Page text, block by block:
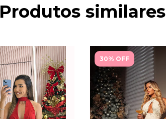
Produtos similares
30% OFF